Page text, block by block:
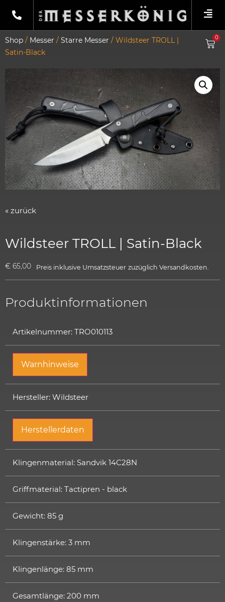
0
Shop / Messer / Starre Messer / Wildsteer TROLL |
Satin-Black
« zurück
Wildsteer TROLL | Satin-Black
€ 65,00 Preis inklusive Umsatzsteuer zuzüglich Versandkosten.
Produktinformationen
Artikelnummer: TRO010113
Warnhinweise
Hersteller: Wildsteer
Herstellerdaten
Klingenmaterial: Sandvik 14C28N
Griffmaterial: Tactipren - black
Gewicht: 85 g
Klingenstärke: 3 mm
Klingenlänge: 85 mm
Gesamtlänge: 200 mm